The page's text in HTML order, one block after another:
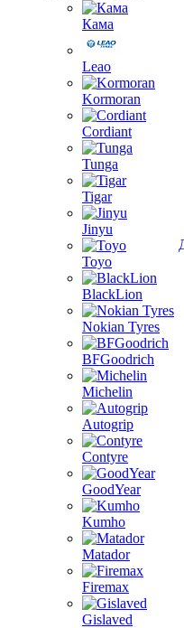
Кама
Leao
Kormoran
Cordiant
Tunga
Tigar
Jinyu
Toyo
BlackLion
Nokian Tyres
BFGoodrich
Michelin
Autogrip
Contyre
GoodYear
Kumho
Matador
Firemax
Gislaved